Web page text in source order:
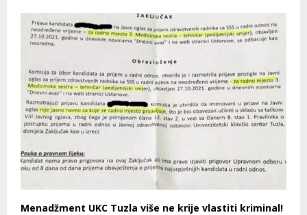
Menadžment UKC Tuzla više ne krije vlastiti kriminal!